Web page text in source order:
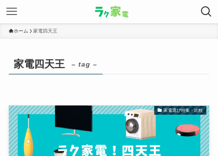
ホーム 家電四天王
家電四天王 – tag –
家電選び特集・比較